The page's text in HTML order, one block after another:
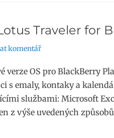
Traveler for
komentář
verze OS pro BlackBerry
s emaly, kontaky a
službami: Microsoft
z výše uvedených